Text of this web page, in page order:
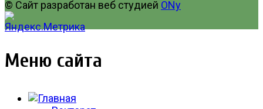
© Сайт разработан веб студией ONy
Меню сайта